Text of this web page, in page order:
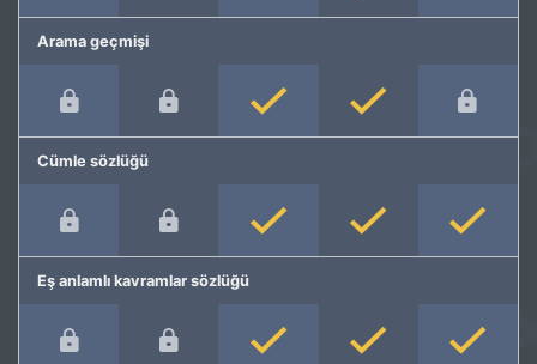
Arama geçmişi
Cümle sözlüğü
Eş anlamlı kavramlar sözlüğü